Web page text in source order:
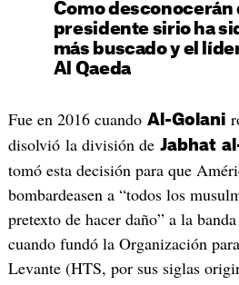
Como desconocerán
presidente sirio ha
más buscado y el
Al Qaeda
Fue en 2016 cuando Al-Golani
disolvió la división de Jabhat
tomó esta decisión para que
bombardeasen a “todos los
pretexto de hacer daño” a la
cuando fundó la Organización
Levante (HTS, por sus siglas